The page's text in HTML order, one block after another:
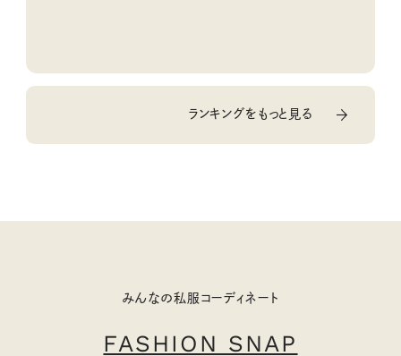
ランキングをもっと見る
みんなの私服コーディネート
FASHION SNAP